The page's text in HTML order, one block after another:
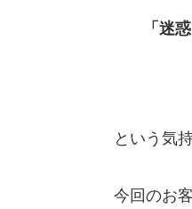
「迷
という気
今回のお客